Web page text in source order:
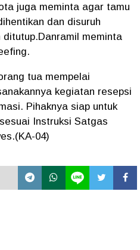
juga meminta agar tamu
dan disuruh
meminta
tua mempelai
kegiatan resepsi
Pihaknya siap untuk
Instruksi Satgas
04)